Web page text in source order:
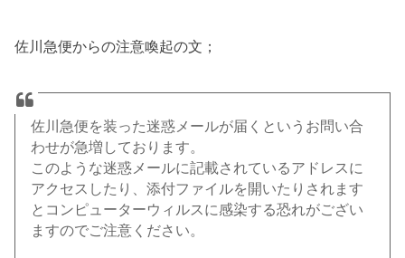
佐川急便からの注意喚起の文；
佐川急便を装った迷惑メールが届くというお問い合
わせが急増しております。
このような迷惑メールに記載されているアドレスに
アクセスしたり、添付ファイルを開いたりされます
とコンピューターウィルスに感染する恐れがござい
ますのでご注意ください。